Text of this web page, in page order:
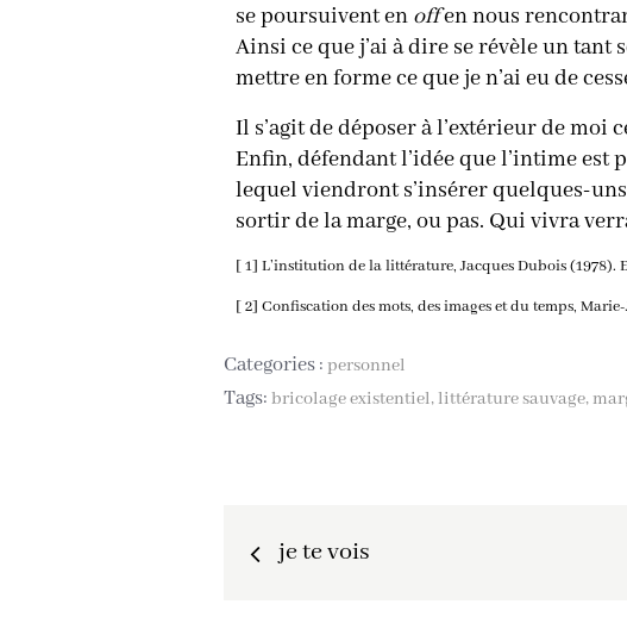
se poursuivent en offen nous
Ainsi ce que j’ai à dire se révèle un tant
mettre en forme ce que je n’ai eu de
Il s’agit de déposer à l’extérieur de moi
Enfin, défendant l’idée que l’intime est
lequel viendront s’insérer quelques-
sortir de la marge, ou pas. Qui vivra
[ 1] L’institution de la littérature, Jacques Dubois (1978).
[ 2] Confiscation des mots, des images et du temps,
Categories : personnel
Tags: bricolage existentiel littérature sauvage
je te vois